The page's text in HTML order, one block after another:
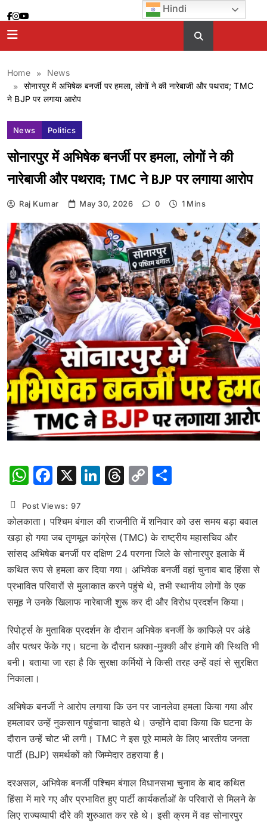
to
content
Home
News
सोनारपुर में अभिषेक बनर्जी पर हमला, लोगों ने की नारेबाजी और पथराव; TMC
ने BJP पर लगाया आरोप
News Politics
सोनारपुर में अभिषेक बनर्जी पर हमला, लोगों ने की
नारेबाजी और पथराव; TMC ने BJP पर लगाया आरोप
Raj Kumar May 30, 2026 0 1 Mins
WhatsApp
Facebook
X LinkedIn
Threads
Copy
Post Views: 97
कोलकाता। पश्चिम बंगाल की राजनीति में शनिवार को उस समय बड़ा बवाल
खड़ा हो गया जब तृणमूल कांग्रेस (TMC) के राष्ट्रीय महासचिव और
सांसद अभिषेक बनर्जी पर दक्षिण 24 परगना जिले के सोनारपुर इलाके में
कथित रूप से हमला कर दिया गया। अभिषेक बनर्जी वहां चुनाव बाद हिंसा से
प्रभावित परिवारों से मुलाकात करने पहुंचे थे, तभी स्थानीय लोगों के एक
समूह ने उनके खिलाफ नारेबाजी शुरू कर दी और विरोध प्रदर्शन किया।
रिपोर्ट्स के मुताबिक प्रदर्शन के दौरान अभिषेक बनर्जी के काफिले पर अंडे
और पत्थर फेंके गए। घटना के दौरान धक्का-मुक्की और हंगामे की स्थिति भी
बनी। बताया जा रहा है कि सुरक्षा कर्मियों ने किसी तरह उन्हें वहां से सुरक्षित
निकाला।
अभिषेक बनर्जी ने आरोप लगाया कि उन पर जानलेवा हमला किया गया और
हमलावर उन्हें नुकसान पहुंचाना चाहते थे। उन्होंने दावा किया कि घटना के
दौरान उन्हें चोट भी लगी। TMC ने इस पूरे मामले के लिए भारतीय जनता
पार्टी (BJP) समर्थकों को जिम्मेदार ठहराया है।
दरअसल, अभिषेक बनर्जी पश्चिम बंगाल विधानसभा चुनाव के बाद कथित
हिंसा में मारे गए और प्रभावित हुए पार्टी कार्यकर्ताओं के परिवारों से मिलने के
लिए राज्यव्यापी दौरे की शुरुआत कर रहे थे। इसी क्रम में वह सोनारपुर
Hindi